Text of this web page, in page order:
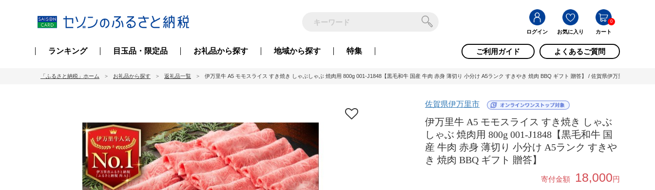
ログイン お気に入り カート
0
ランキング 目玉品・限定品 お礼品から探す 地域から探す 特集 ご利用ガイド よくあるご質問
「ふるさと納税」ホーム お礼品から探す 返礼品一覧 伊万里牛 A5 モモスライス すき焼き しゃぶしゃぶ 焼肉用 800g 001-J1848【黒毛和牛 国産 牛肉 赤身 薄切り 小分け A5ランク すきやき 焼肉 BBQ ギフト 贈答】 / 佐賀県伊万里市
佐賀県伊万里市
伊万里牛 A5 モモスライス すき焼き しゃぶ
しゃぶ 焼肉用 800g 001-J1848【黒毛和牛 国
産 牛肉 赤身 薄切り 小分け A5ランク すきや
き 焼肉 BBQ ギフト 贈答】
寄付金額 18,000円